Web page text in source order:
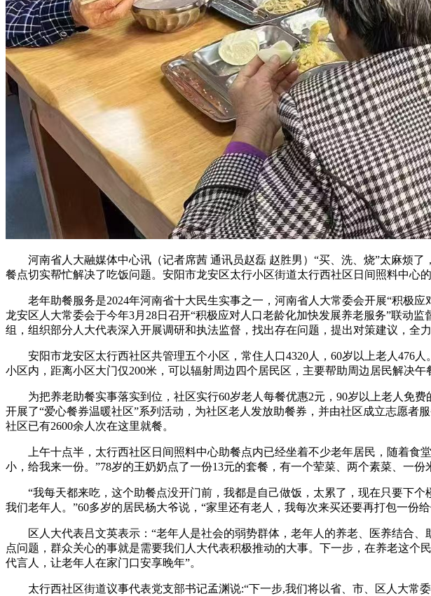
河南省人大融媒体中心讯（记者席茜 通讯员赵磊 赵胜男）“买、洗、烧”太麻烦了
餐点切实帮忙解决了吃饭问题。安阳市龙安区太行小区街道太行西社区日间照料中心
老年助餐服务是2024年河南省十大民生实事之一，河南省人大常委会开展“积极应
龙安区人大常委会于今年3月28日召开“积极应对人口老龄化加快发展养老服务”联动
组，组织部分人大代表深入开展调研和执法监督，找出存在问题，提出对策建议，全
安阳市龙安区太行西社区共管理五个小区，常住人口4320人，60岁以上老人476人
小区内，距离小区大门仅200米，可以辐射周边四个居民区，主要帮助周边居民解决
为把养老助餐实事落实到位，社区实行60岁老人每餐优惠2元，90岁以上老人免费
开展了“爱心餐券温暖社区”系列活动，为社区老人发放助餐券，并由社区成立志愿者
社区已有2600余人次在这里就餐。
上午十点半，太行西社区日间照料中心助餐点内已经坐着不少老年居民，随着食
小，给我来一份。”78岁的王奶奶点了一份13元的套餐，有一个荤菜、两个素菜、一
“我每天都来吃，这个助餐点没开门前，我都是自己做饭，太累了，现在只要下个
我们老年人。”60多岁的居民杨大爷说，“家里还有老人，我每次来买还要再打包一份
区人大代表吕文英表示：“老年人是社会的弱势群体，老年人的养老、医养结合、
点问题，群众关心的事就是需要我们人大代表积极推动的大事。下一步，在养老这
代言人，让老年人在家门口安享晚年”。
太行西社区街道议事代表党支部书记孟渊说:“下一步,我们将以省、市、区人大常